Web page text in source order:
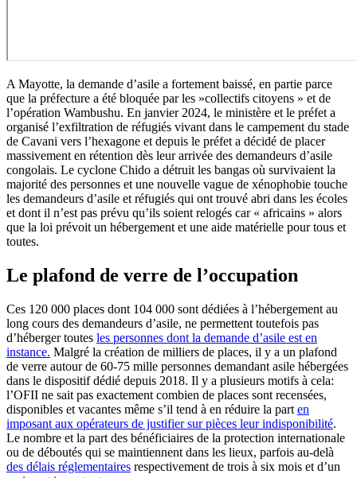
A Mayotte, la demande d’asile a fortement baissé, en partie parce
que la préfecture a été bloquée par les »collectifs citoyens » et de
l’opération Wambushu. En janvier 2024, le ministère et le préfet a
organisé l’exfiltration de réfugiés vivant dans le campement du stade
de Cavani vers l’hexagone et depuis le préfet a décidé de placer
massivement en rétention dès leur arrivée des demandeurs d’asile
congolais. Le cyclone Chido a détruit les bangas où survivaient la
majorité des personnes et une nouvelle vague de xénophobie touche
les demandeurs d’asile et réfugiés qui ont trouvé abri dans les écoles
et dont il n’est pas prévu qu’ils soient relogés car « africains » alors
que la loi prévoit un hébergement et une aide matérielle pour tous et
toutes.
Le plafond de verre de l’occupation
Ces 120 000 places dont 104 000 sont dédiées à l’hébergement au
long cours des demandeurs d’asile, ne permettent toutefois pas
d’héberger toutes les personnes dont la demande d’asile est en
instance. Malgré la création de milliers de places, il y a un plafond
de verre autour de 60-75 mille personnes demandant asile hébergées
dans le dispositif dédié depuis 2018. Il y a plusieurs motifs à cela:
l’OFII ne sait pas exactement combien de places sont recensées,
disponibles et vacantes même s’il tend à en réduire la part en
imposant aux opérateurs de justifier sur pièces leur indisponibilité.
Le nombre et la part des bénéficiaires de la protection internationale
ou de déboutés qui se maintiennent dans les lieux, parfois au-delà
des délais réglementaires respectivement de trois à six mois et d’un